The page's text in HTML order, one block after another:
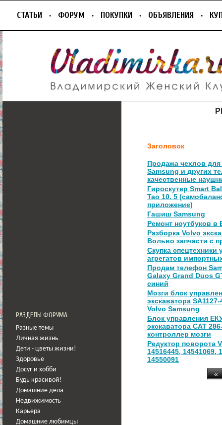
СТАТЬИ ФОРУМ ПОКУПКИ ОБЪЯВЛЕНИЯ
РАЗДЕЛЫ ФОРУМА
Разные темы
Личная жизнь
Дети - цветы жизни!
Здоровье
Досуг и хобби
Будь красивой!
Домашние дела
Недвижимость
Карьера
Домашние любимцы
Заголовок
Продажа чехлов
Samsung и других
качественные
Гироскутер Smart
Tao 10. 5
приложение)
Гашиш Samsung
Ремонт ноутбуков в
Разборка Volvo
Вольво запчасти с
Скупка спецтехники
агрегатов
Продам телефон
Galaxy Grand Duos
синий
Мозги блок
экскаватора SA1127-
Volvo Samsung
Блок управления
экскаватора CAT
контроллер мозги
Редуктор поворота
14516445, 14541069,
14550091
«